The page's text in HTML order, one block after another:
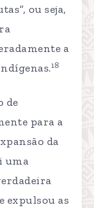
ou seja,
a
18
de
para a
da
uma
expulsou as